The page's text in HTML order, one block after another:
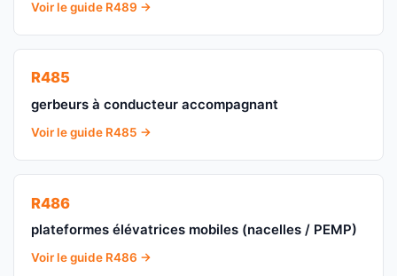
Voir le guide R489 →
R485
gerbeurs à conducteur accompagnant
Voir le guide R485 →
R486
plateformes élévatrices mobiles (nacelles / PEMP)
Voir le guide R486 →